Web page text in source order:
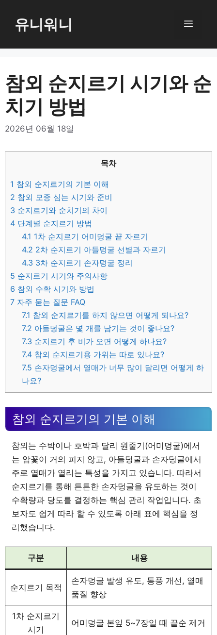
로
뛰
기
유니워니 메
참외 순지르기 시기와 순
치기 방법
2026년 06월 18일
목차
1 참외 순지르기의 기본 이해
2 참외 모종 심는 시기와 준비
3 순지르기와 순치기의 차이
4 단계별 순지르기 방법
4.1 1차 순지르기 어미덩굴 끝 자르기
4.2 2차 순지르기 아들덩굴 선별과 자르기
4.3 3차 순지르기 손자덩굴 정리
5 순지르기 시기와 주의사항
6 참외 수확 시기와 방법
7 자주 묻는 질문 FAQ
7.1 참외 순지르기를 하지 않으면 어떻게 되나요?
7.2 아들덩굴은 몇 개를 남기는 것이 좋나요?
7.3 순지르기 후 비가 오면 어떻게 하나요?
7.4 참외 순지르기용 가위는 따로 있나요?
7.5 손자덩굴에서 열매가 너무 많이 달리면 어떻게 하
나요?
참외 순지르기의 기본 이해
참외는 수박이나 호박과 달리 원줄기(어미덩굴)에서
는 암꽃이 거의 피지 않고, 아들덩굴과 손자덩굴에서
주로 열매가 열리는 특성을 가지고 있습니다. 따라서
순지르기를 통해 튼튼한 손자덩굴을 유도하는 것이
수확량과 당도를 결정하는 핵심 관리 작업입니다. 초
보자도 쉽게 따라 할 수 있도록 아래 표에 핵심을 정
리했습니다.
구분 내용
순지르기 목적
손자덩굴 발생 유도, 통풍 개선, 열매
품질 향상
1차 순지르기
시기
어미덩굴 본잎 5~7장일 때 끝순 제거